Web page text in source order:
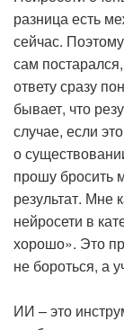
разница есть
сейчас.
сам
ответу сразу
бывает, что
случае, если
о
прошу бросить
результат. Мне
нейросети в
хорошо». Это
не бороться, а
ИИ – это